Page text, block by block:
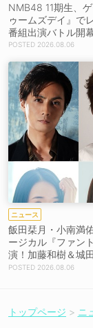
NMB48 11期生、
ゥームズデイ』で
番組出演バトル開
2026.08.06
ニュース
飯田栞月・小南満
ージカル『ファン
演！加藤和樹＆城
【コメントあり】
2026.08.06
トップページ ニ